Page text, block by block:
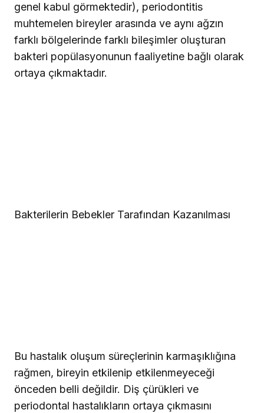
genel kabul görmektedir), periodontitis
muhtemelen bireyler arasında ve aynı ağzın
farklı bölgelerinde farklı bileşimler oluşturan
bakteri popülasyonunun faaliyetine bağlı olarak
ortaya çıkmaktadır.
Bakterilerin Bebekler Tarafından Kazanılması
Bu hastalık oluşum süreçlerinin karmaşıklığına
rağmen, bireyin etkilenip etkilenmeyeceği
önceden belli değildir. Diş çürükleri ve
periodontal hastalıkların ortaya çıkmasını